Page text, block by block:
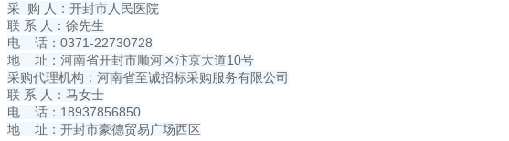
采 购 人：开封市人民医院
联 系 人：徐先生
电 话：0371-22730728
地 址：河南省开封市顺河区汴京大道10号
采购代理机构：河南省至诚招标采购服务有限公司
联 系 人：马女士
电 话：18937856850
地 址：开封市豪德贸易广场西区